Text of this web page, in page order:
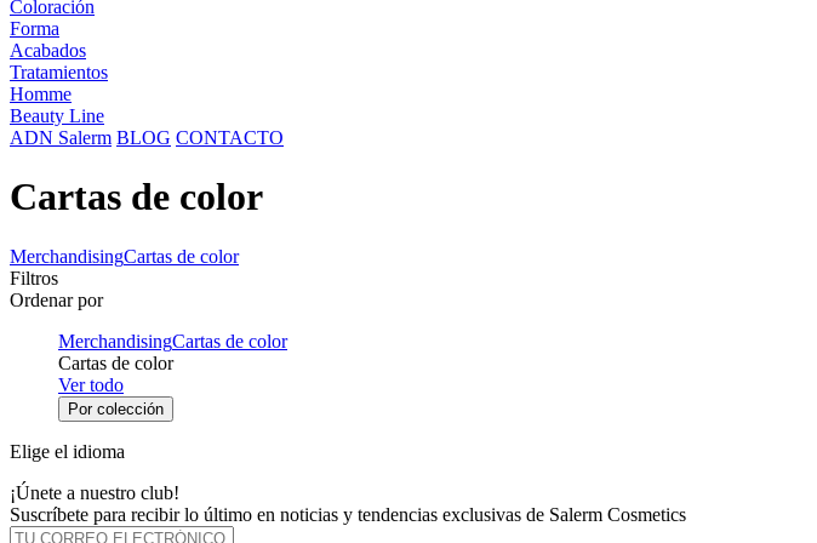
Coloración
Forma
Acabados
Tratamientos
Homme
Beauty Line
ADN Salerm BLOG CONTACTO
Cartas de color
MerchandisingCartas de color
Filtros
Ordenar por
MerchandisingCartas de color
Cartas de color
Ver todo
Por colección
Elige el idioma
¡Únete a nuestro club!
Suscríbete para recibir lo último en noticias y tendencias exclusivas de Salerm Cosmetics